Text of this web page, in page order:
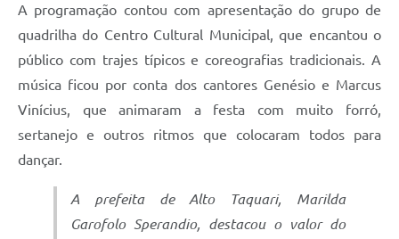
A programação contou com apresentação do grupo de
quadrilha do Centro Cultural Municipal, que encantou o
público com trajes típicos e coreografias tradicionais. A
música ficou por conta dos cantores Genésio e Marcus
Vinícius, que animaram a festa com muito forró,
sertanejo e outros ritmos que colocaram todos para
dançar.
A prefeita de Alto Taquari, Marilda
Garofolo Sperandio, destacou o valor do